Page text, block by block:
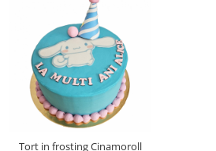
Tort in frosting Cinamoroll